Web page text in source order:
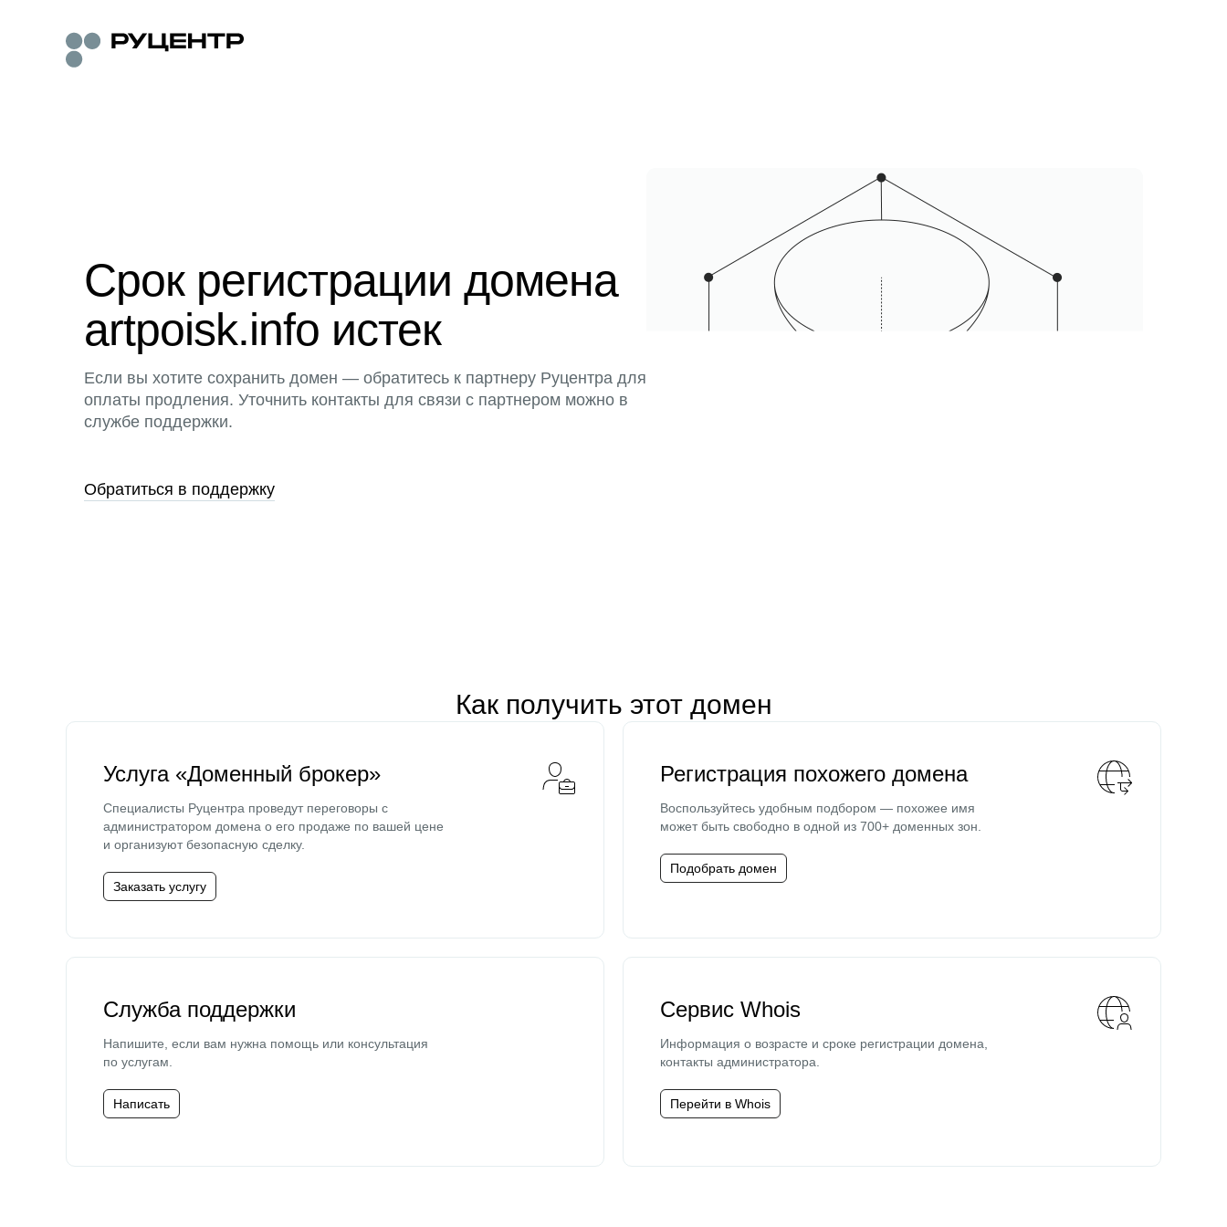
Срок регистрации домена
artpoisk.info истек
Если вы хотите сохранить домен — обратитесь к партнеру Руцентра для
оплаты продления. Уточнить контакты для связи с партнером можно в
службе поддержки.
Обратиться в поддержку
Как получить этот домен
Услуга «Доменный брокер»
Специалисты Руцентра проведут переговоры с
администратором домена о его продаже по вашей цене
и организуют безопасную сделку.
Заказать услугу
Регистрация похожего домена
Воспользуйтесь удобным подбором — похожее имя
может быть свободно в одной из 700+ доменных зон.
Подобрать домен
Служба поддержки
Напишите, если вам нужна помощь или консультация
по услугам.
Написать
Сервис Whois
Информация о возрасте и сроке регистрации домена,
контакты администратора.
Перейти в Whois